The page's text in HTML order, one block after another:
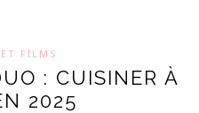
FILMS
: CUISINER À
2025